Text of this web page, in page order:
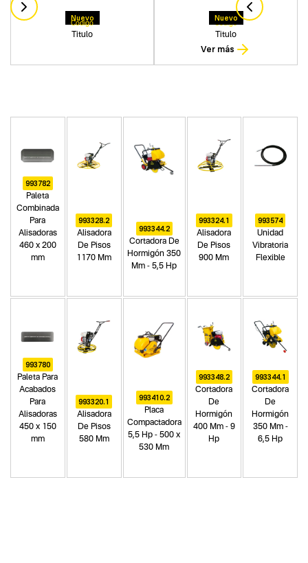
Nuevo
Titulo
Codigo
Nuevo
Titulo
Codigo
Ver más
993782
Paleta
Combinada
Para
Alisadoras
460 x 200
mm
993328.2
Alisadora
De Pisos
1170 Mm
993344.2
Cortadora De
Hormigón 350
Mm - 5,5 Hp
993324.1
Alisadora
De Pisos
900 Mm
993574
Unidad
Vibratoria
Flexible
993780
Paleta Para
Acabados
Para
Alisadoras
450 x 150
mm
993320.1
Alisadora
De Pisos
580 Mm
993410.2
Placa
Compactadora
5,5 Hp - 500 x
530 Mm
993348.2
Cortadora
De
Hormigón
400 Mm - 9
Hp
993344.1
Cortadora
De
Hormigón
350 Mm -
6,5 Hp